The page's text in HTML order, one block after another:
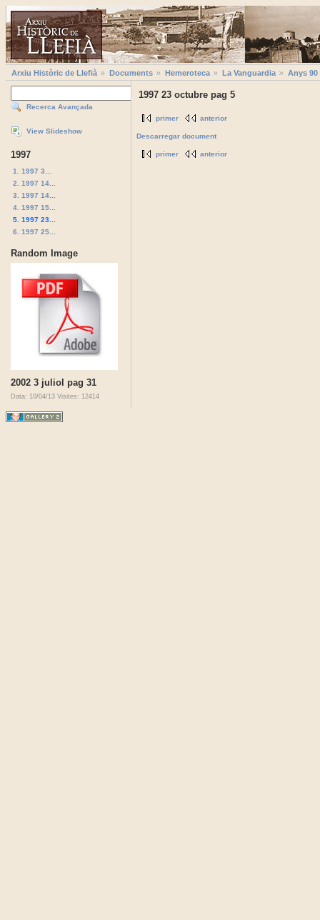
Arxiu Històric de Llefià Documents Hemeroteca La Vanguardia Anys 90
Recerca Avançada
View Slideshow
1997
1. 1997 3...
2. 1997 14...
3. 1997 14...
4. 1997 15...
5. 1997 23...
6. 1997 25...
Random Image
2002 3 juliol pag 31
Data: 10/04/13 Visites: 12414
1997 23 octubre pag 5
primer anterior
Descarregar document
primer anterior